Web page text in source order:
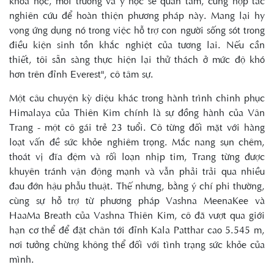
nghiên cứu để hoàn thiện phương pháp này. Mang lại hy
vọng ứng dụng nó trong việc hỗ trợ con người sống sót trong
điều kiện sinh tồn khắc nghiệt của tương lai. Nếu cần
thiết, tôi sẵn sàng thực hiện lại thử thách ở mức độ khó
hơn trên đỉnh Everest", cô tâm sự.
Một câu chuyện kỳ diệu khác trong hành trình chinh phục
Himalaya của Thiên Kim chính là sự đồng hành của Vân
Trang - một cô gái trẻ 23 tuổi. Cô từng đối mặt với hàng
loạt vấn đề sức khỏe nghiêm trọng. Mắc nang sụn chêm,
thoát vị đĩa đệm và rối loạn nhịp tim, Trang từng được
khuyên tránh vận động mạnh và vẫn phải trải qua nhiều
đau đớn hậu phẫu thuật. Thế nhưng, bằng ý chí phi thường,
cùng sự hỗ trợ từ phương pháp Vashna MeenaKee và
HaaMa Breath của Vashna Thiên Kim, cô đã vượt qua giới
hạn cơ thể để đặt chân tới đỉnh Kala Patthar cao 5.545 m,
nơi tưởng chừng không thể đối với tình trạng sức khỏe của
mình.